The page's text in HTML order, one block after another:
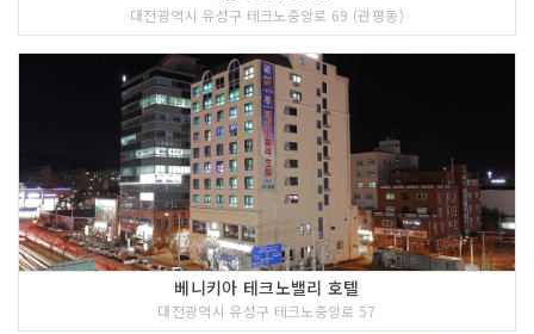
대전광역시 유성구 테크노중앙로 69 (관평동)
베니키아 테크노밸리 호텔
대전광역시 유성구 테크노중앙로 57